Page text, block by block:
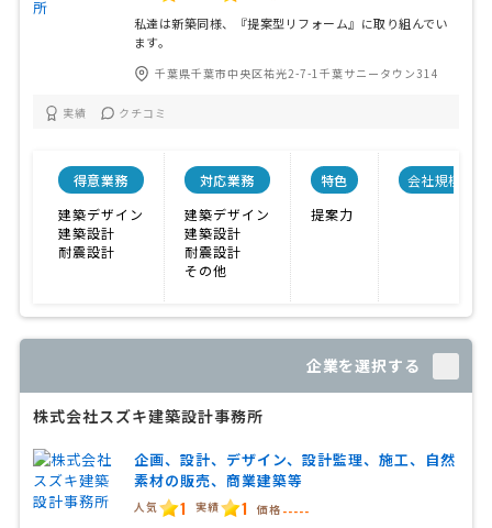
私達は新築同様、『提案型リフォーム』に取り組んでい
ます。
千葉県千葉市中央区祐光2-7-1千葉サニータウン314
実績 クチコミ
得意業務
建築デザイン
建築設計
耐震設計
対応業務
建築デザイン
建築設計
耐震設計
その他
特色
提案力
会社規模
企業を選択する
株式会社スズキ建築設計事務所
企画、設計、デザイン、設計監理、施工、自然
素材の販売、商業建築等
人気 1 実績 1 価格 -----